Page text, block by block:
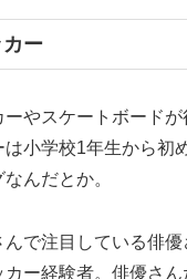
ー
ーやスケートボード
小学校1年生から初
んだとか。
で注目している俳
ー経験者。俳優さ